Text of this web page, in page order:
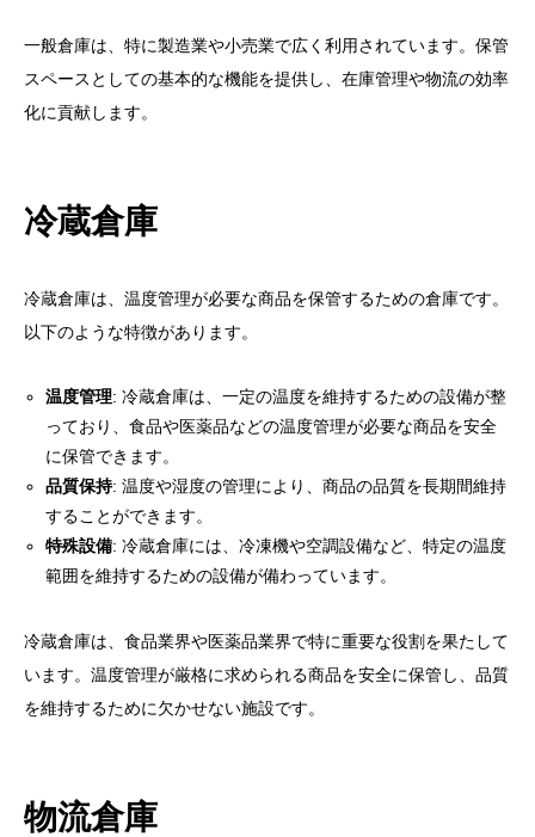
一般倉庫は、特に製造業や小売業で広く利用されています。保管
スペースとしての基本的な機能を提供し、在庫管理や物流の効率
化に貢献します。
冷蔵倉庫
冷蔵倉庫は、温度管理が必要な商品を保管するための倉庫です。
以下のような特徴があります。
温度管理: 冷蔵倉庫は、一定の温度を維持するための設備が整
っており、食品や医薬品などの温度管理が必要な商品を安全
に保管できます。
品質保持: 温度や湿度の管理により、商品の品質を長期間維持
することができます。
特殊設備: 冷蔵倉庫には、冷凍機や空調設備など、特定の温度
範囲を維持するための設備が備わっています。
冷蔵倉庫は、食品業界や医薬品業界で特に重要な役割を果たして
います。温度管理が厳格に求められる商品を安全に保管し、品質
を維持するために欠かせない施設です。
物流倉庫